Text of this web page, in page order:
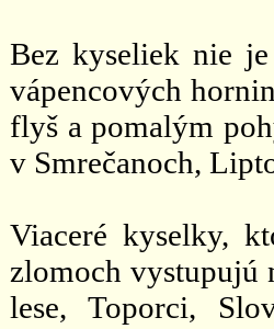
Bez kyseliek nie
vápencových
flyš a pomalým
v Smrečanoch,
Viaceré kyselky,
zlomoch vystupujú
lese, Toporci,